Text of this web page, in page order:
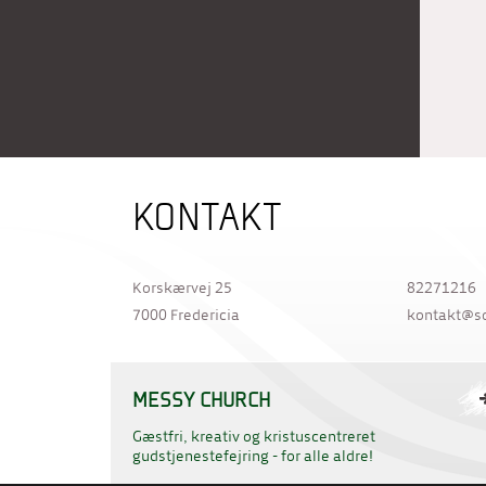
KONTAKT
Korskærvej 25
7000 Fredericia
82271216
MESSY CHURCH
Gæstfri, kreativ og kristuscentreret
gudstjenestefejring - for alle aldre!